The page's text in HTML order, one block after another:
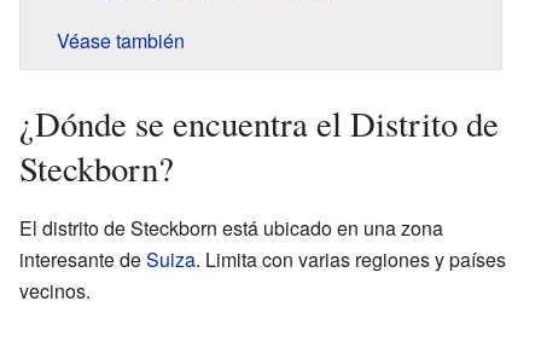
Véase también
¿Dónde se encuentra el Distrito de
Steckborn?
El distrito de Steckborn está ubicado en una zona
interesante deSuiza. Limita con varias regiones y países
vecinos.